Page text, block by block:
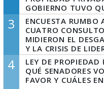
GOBIERNO TUVO
LA LEY DEL
3
ENCUESTA RUMBO
CUATRO
MIDIERON EL
Y LA CRISIS DE
PERONISMO
4
LEY DE PROPIEDAD
QUÉ SENADORES
FAVOR Y CUÁLES